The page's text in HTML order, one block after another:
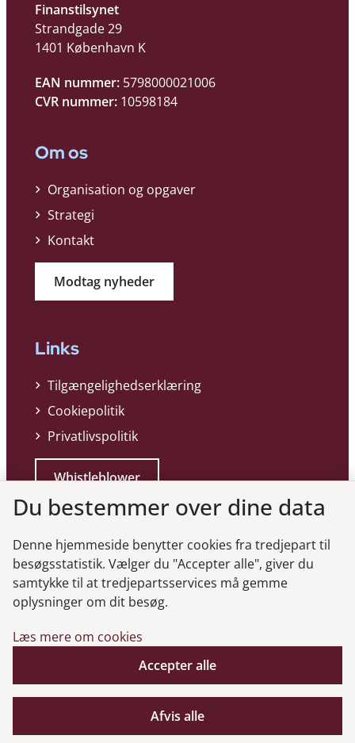
Finanstilsynet
Strandgade 29
1401 København K
EAN nummer: 5798000021006
CVR nummer: 10598184
Om os
Organisation og opgaver
Strategi
Kontakt
Modtag nyheder
Links
Tilgængelighedserklæring
Cookiepolitik
Privatlivspolitik
Whistleblower
Genveje
Gå til virksomhedsregisteret
Gå til selskabsmeddelelser
Du bestemmer over dine data
Denne hjemmeside benytter cookies fra tredjepart til
besøgsstatistik. Vælger du "Accepter alle", giver du
samtykke til at tredjepartsservices må gemme
oplysninger om dit besøg.
Læs mere om cookies
Accepter alle
Afvis alle